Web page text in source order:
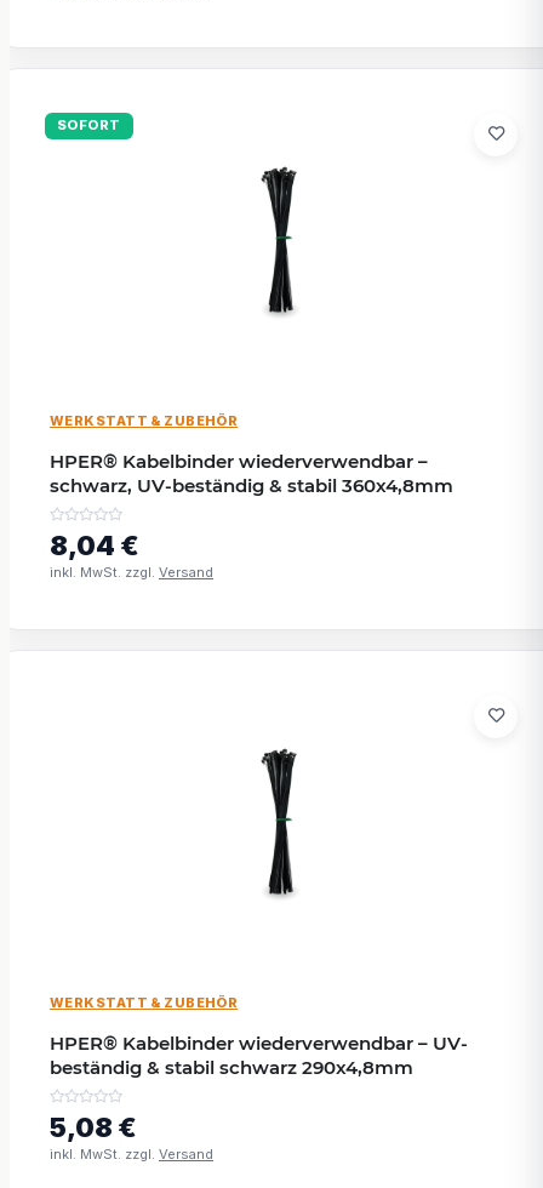
SOFORT
WERKSTATT & ZUBEHÖR
HPER® Kabelbinder wiederverwendbar –
schwarz, UV-beständig & stabil 360x4,8mm
8,04 €
inkl. MwSt. zzgl. Versand
WERKSTATT & ZUBEHÖR
HPER® Kabelbinder wiederverwendbar – UV-
beständig & stabil schwarz 290x4,8mm
5,08 €
inkl. MwSt. zzgl. Versand